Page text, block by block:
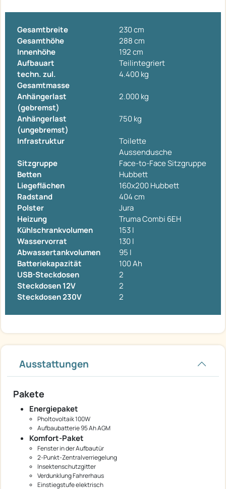
Gesamtbreite
230 cm
Gesamthöhe
288 cm
Innenhöhe
192 cm
Aufbauart
Teilintegriert
techn. zul.
Gesamtmasse
4.400 kg
Anhängerlast
(gebremst)
2.000 kg
Anhängerlast
(ungebremst)
750 kg
Infrastruktur
Toilette
Aussendusche
Sitzgruppe
Face-to-Face Sitzgruppe
Betten
Hubbett
Liegeflächen
160x200 Hubbett
Radstand
404 cm
Polster
Jura
Heizung
Truma Combi 6EH
Kühlschrankvolumen
153 l
Wasservorrat
130 l
Abwassertankvolumen
95 l
Batteriekapazität
100 Ah
USB-Steckdosen
2
Steckdosen 12V
2
Steckdosen 230V
2
Ausstattungen
Pakete
Energiepaket
Pholtovoltaik 100W
Aufbaubatterie 95 Ah AGM
Komfort-Paket
Fenster in der Aufbautür
2-Punkt-Zentralverriegelung
Insektenschutzgitter
Verdunklung Fahrerhaus
Einstiegstufe elektrisch